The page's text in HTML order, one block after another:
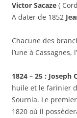
Victor Sacaze (
A dater de 1852
Chacune des
l’une à Cassagnes,
1824 – 25 : Joseph
huile et le farinier
Sournia. Le
1820 où il